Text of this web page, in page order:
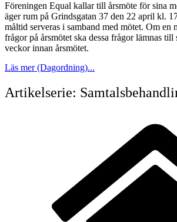
Föreningen Equal kallar till årsmöte för sina
äger rum på Grindsgatan 37 den 22 april kl.
måltid serveras i samband med mötet. Om en
frågor på årsmötet ska dessa frågor lämnas till
veckor innan årsmötet.
Läs mer (Dagordning)...
Artikelserie: